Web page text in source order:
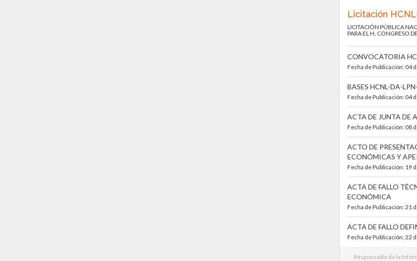
Licitación
LICITACIÓN PÚBLICA
PARA EL H. CONGRESO
CONVOCATORIA
Fecha de Publicación: 04
BASES HCNL-DA-
Fecha de Publicación: 04
ACTA DE JUNTA DE
Fecha de Publicación: 08
ACTO DE
ECONÓMICAS Y
Fecha de Publicación: 19
ACTA DE FALLO
ECONÓMICA
Fecha de Publicación: 21
ACTA DE FALLO
Fecha de Publicación: 22
Responsable de la